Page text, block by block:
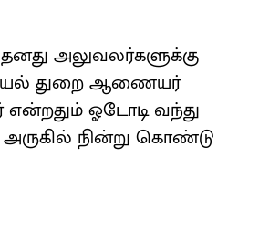
தனது அலுவலர்களுக்கு
துறை ஆணையர்
ஓடோடி வந்து
நின்று கொண்டு